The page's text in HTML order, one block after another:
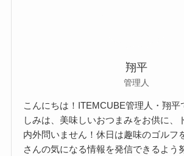
翔平
管理人
こんにちは！ITEMCUBE管理人・翔平
しみは、美味しいおつまみをお供に、
内外問いません！休日は趣味のゴルフ
さんの気になる情報を発信できるよう